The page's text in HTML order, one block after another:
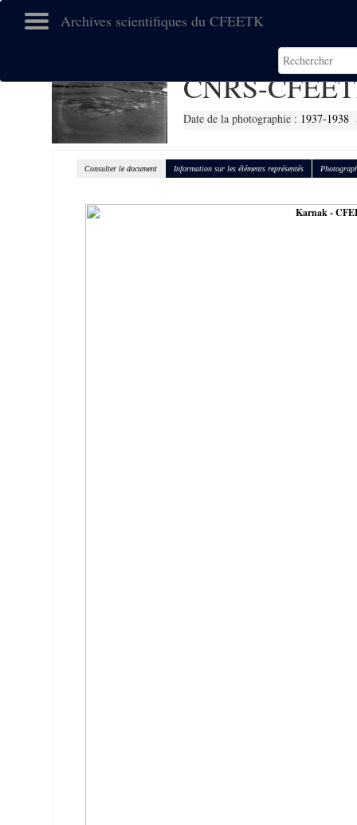
Archives scientifiques du CFEETK
CNRS-
Date de la photographie : 1937-1938
Consulter le document Information sur les éléments représentés